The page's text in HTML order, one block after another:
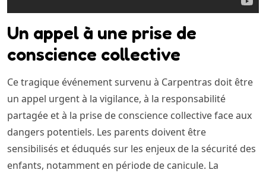
Un appel à une prise de
conscience collective
Ce tragique événement survenu à Carpentras doit être
un appel urgent à la vigilance, à la responsabilité
partagée et à la prise de conscience collective face aux
dangers potentiels. Les parents doivent être
sensibilisés et éduqués sur les enjeux de la sécurité des
enfants, notamment en période de canicule. La